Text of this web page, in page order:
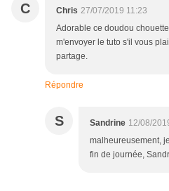
C Chris 27/07/2019 11:23
Adorable ce doudou
m'envoyer le tuto s'il vous
partage.
Répondre
S Sandrine 12/08/
malheureusement,
fin de journée,